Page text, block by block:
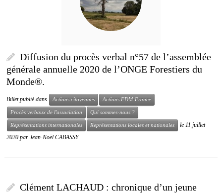
Diffusion du procès verbal n°57 de l’assemblée
générale annuelle 2020 de l’ONGE Forestiers du
Monde®.
Billet publié dans Actions citoyennes Actions FDM-France
Procès verbaux de l'association Qui sommes-nous ?
Représentations internationales Représentations locales et nationales le11 juillet
2020 parJean-Noël CABASSY
Clément LACHAUD : chronique d’un jeune